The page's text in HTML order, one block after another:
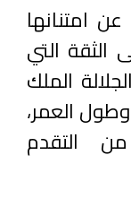
امتنانها
الثقة التي
الملك
العمر،
التقدم